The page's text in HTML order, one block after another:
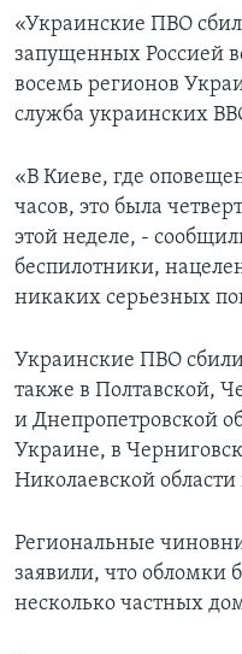
«Украинские ПВО
запущенных Россией
восемь регионов
служба украинских
«В Киеве, где
часов, это была
этой неделе, -
беспилотники,
никаких серьезных
Украинские ПВО
также в Полтавской,
и Днепропетровской
Украине, в
Николаевской
Региональные
заявили, что обломки
несколько частных